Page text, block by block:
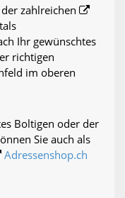
zahlreichen
Ihr gewünschtes
richtigen
im oberen
Boltigen oder der
Sie auch als
Adressenshop.ch